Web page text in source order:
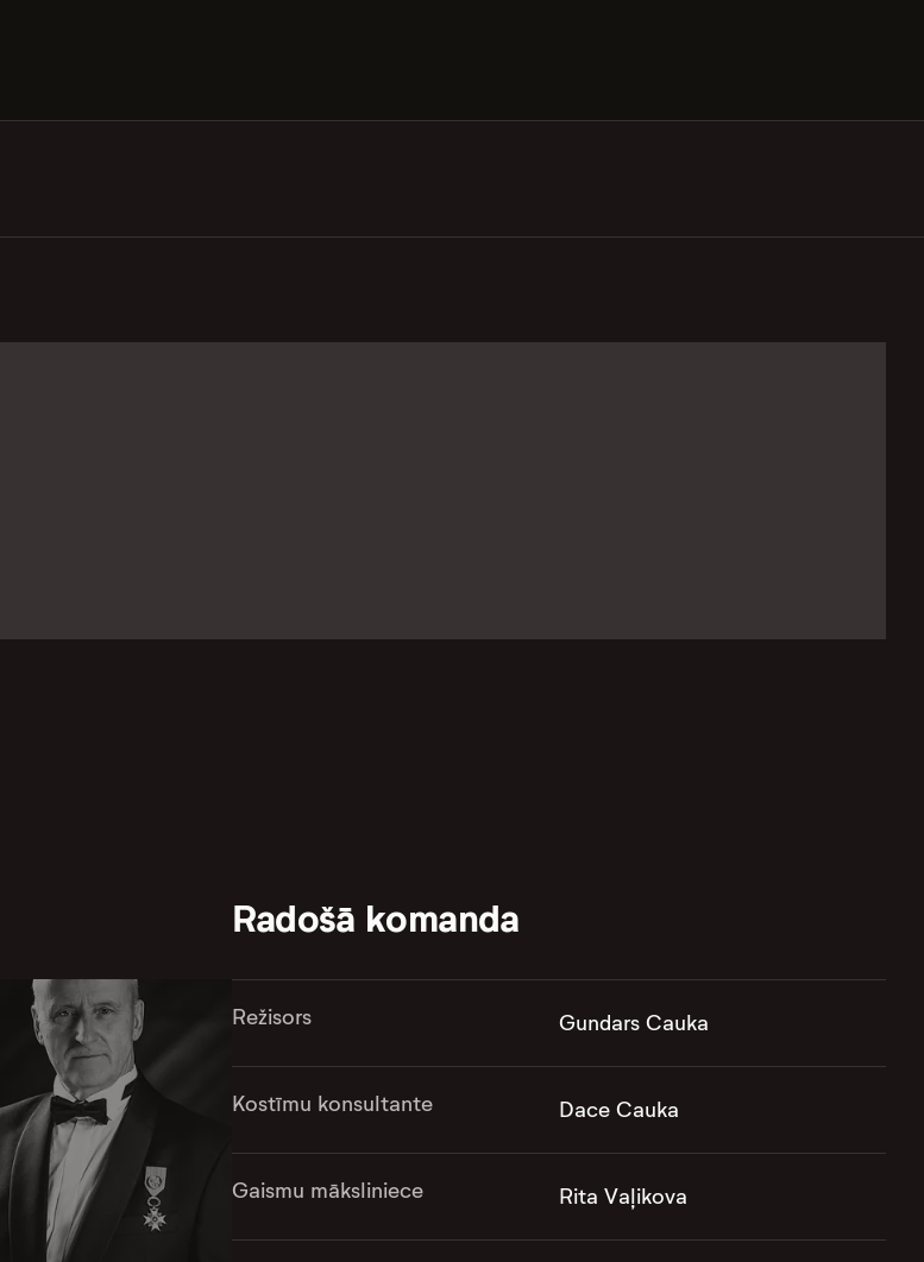
Radošā komanda
Režisors Gundars Cauka
Kostīmu konsultante Dace Cauka
Gaismu māksliniece Rita Vaļikova